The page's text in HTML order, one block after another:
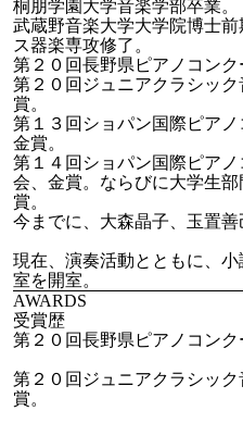
桐朋学園大学音楽学部卒業。
武蔵野音楽大学大学院博士
ス器楽専攻修了。
第２０回長野県ピアノコンク
第２０回ジュニアクラシッ
賞。
第１３回ショパン国際ピアノ
金賞。
第１４回ショパン国際ピア
会、金賞。ならびに大学生
賞。
今までに、大森晶子、玉置善
現在、演奏活動とともに、
室を開室。
AWARDS
受賞歴
第２０回長野県ピアノコンク
第２０回ジュニアクラシッ
賞。